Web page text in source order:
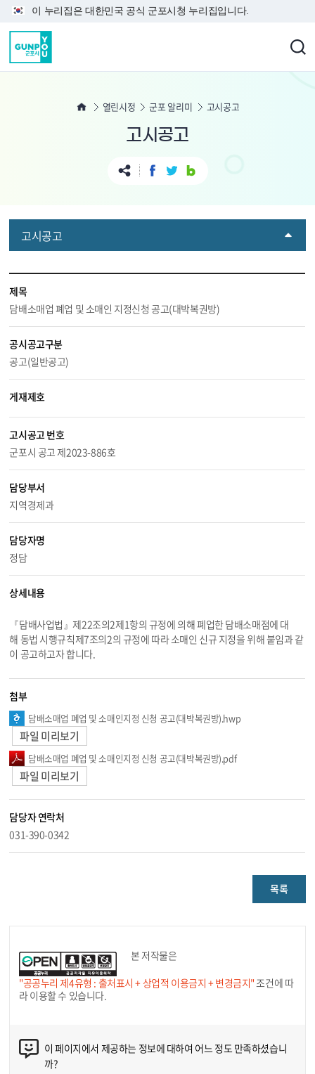
본문 바로가기
이 누리집은 대한민국 공식 군포시청 누리집입니다.
열린시정 군포 알리미 고시공고
고시공고
고시공고
제목
담배소매업 폐업 및 소매인 지정신청 공고(대박복권방)
공시공고구분
공고(일반공고)
게재제호
고시공고 번호
군포시 공고 제2023-886호
담당부서
지역경제과
담당자명
정담
상세내용
『담배사업법』제22조의2제1항의 규정에 의해 폐업한 담배소매점에 대
해 동법 시행규칙제7조의2의 규정에 따라 소매인 신규 지정을 위해 붙임과 같
이 공고하고자 합니다.
첨부
담배소매업 폐업 및 소매인지정 신청 공고(대박복권방).hwp
파일 미리보기
담배소매업 폐업 및 소매인지정 신청 공고(대박복권방).pdf
파일 미리보기
담당자 연락처
031-390-0342
목록
본 저작물은
"공공누리 제4유형 : 출처표시 + 상업적 이용금지 + 변경금지"조건에 따
라 이용할 수 있습니다.
이 페이지에서 제공하는 정보에 대하여 어느 정도 만족하셨습니
까?